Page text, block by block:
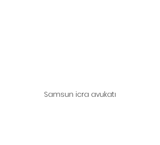
Samsun icra avukatı